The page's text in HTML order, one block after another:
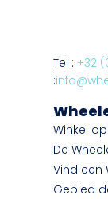
Tel : +32
:
Winkel op
De
Vind een
Gebied